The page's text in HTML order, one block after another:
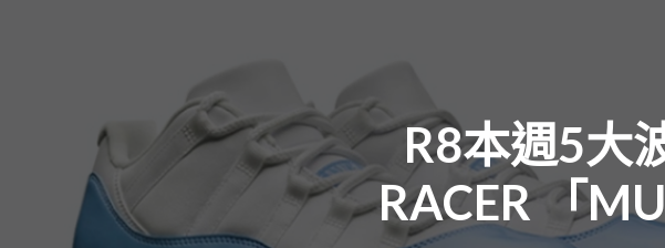
R8本週5大
RACER 「